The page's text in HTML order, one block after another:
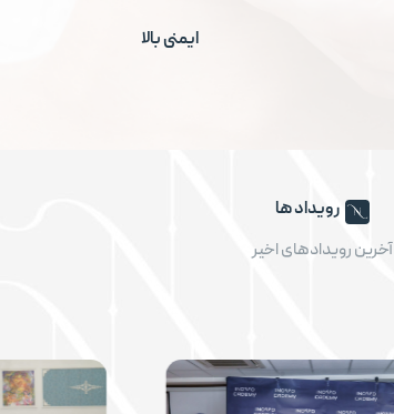
ایمنی بالا
رویداد ها
آخرین رویدادهای اخیر